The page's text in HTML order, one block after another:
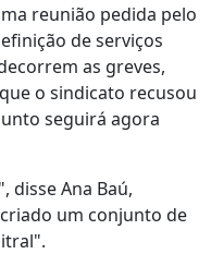
reunião pedida pelo
de serviços
as greves,
o sindicato recusou
seguirá agora
disse Ana Baú,
um conjunto de